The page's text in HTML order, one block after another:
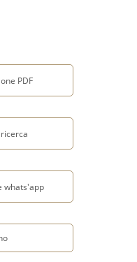
PDF
whats'app